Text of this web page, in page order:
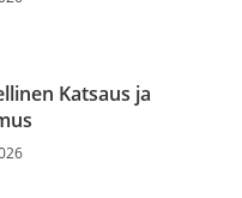
Katsaus ja